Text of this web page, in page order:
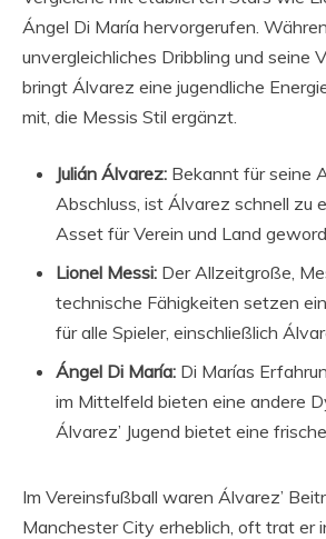
Ángel Di María hervorgerufen.
unvergleichliches Dribbling und seine
bringt Álvarez eine jugendliche
mit, die Messis Stil ergänzt.
Julián Álvarez: Bekannt für seine
Abschluss, ist Álvarez schnell zu
Asset für Verein und Land
Lionel Messi: Der Allzeitgroße,
technische Fähigkeiten setzen
für alle Spieler, einschließlich
Ángel Di María: Di Marías
im Mittelfeld bieten eine andere
Álvarez’ Jugend bietet eine
Im Vereinsfußball waren Álvarez’
Manchester City erheblich, oft trat er